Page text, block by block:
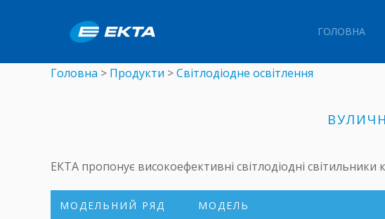
ГОЛОВНА
Головна > Продукти >Світлодіодне освітлення
ЕКТА пропонує високоефективні світлодіодні
МОДЕЛЬНИЙ РЯД МОДЕЛЬ